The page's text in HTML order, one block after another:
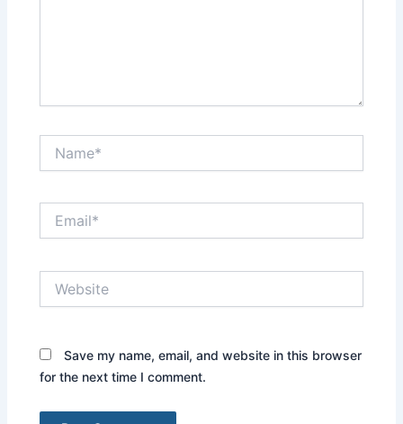
Save my name, email, and website in this browser
for the next time I comment.